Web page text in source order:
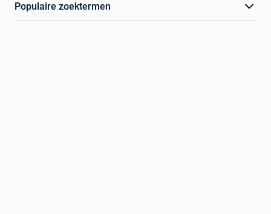
Populaire zoektermen